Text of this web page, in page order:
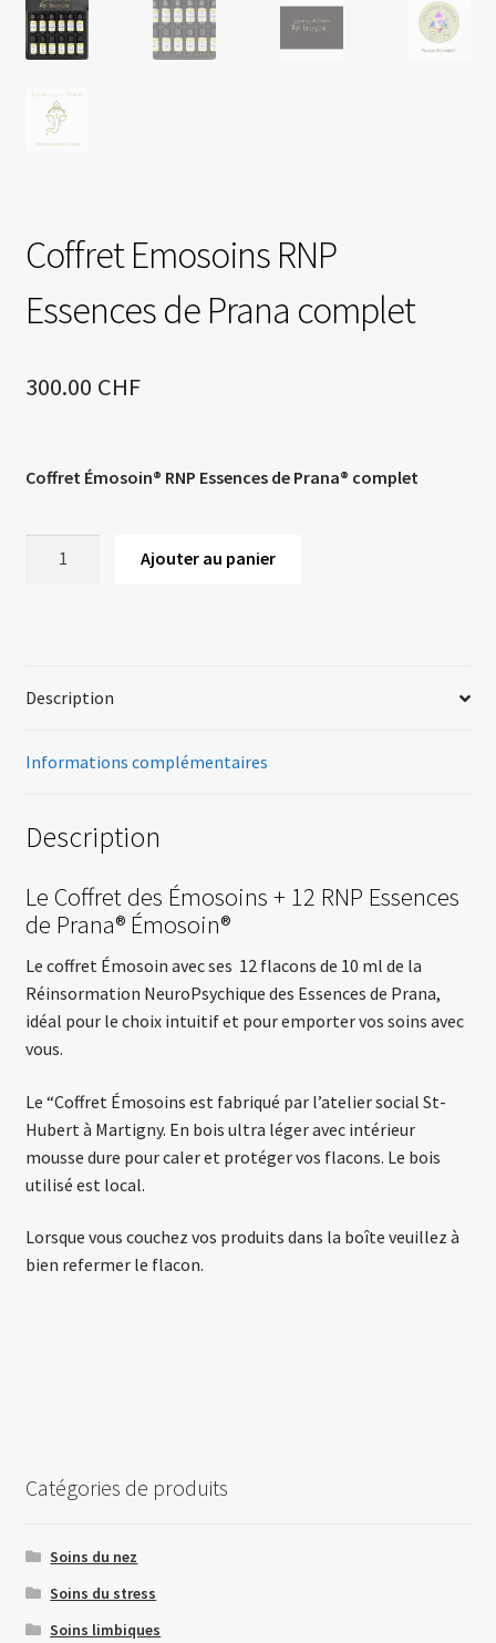
Coffret Emosoins RNP
Essences de Prana complet
300.00 CHF
Coffret Émosoin® RNP Essences de Prana® complet
Ajouter au panier
Description
Informations complémentaires
Description
Le Coffret des Émosoins + 12 RNP Essences
de Prana® Émosoin®
Le coffret Émosoin avec ses 12 flacons de 10 ml de la
Réinsormation NeuroPsychique des Essences de Prana,
idéal pour le choix intuitif et pour emporter vos soins avec
vous.
Le “Coffret Émosoins est fabriqué par l’atelier social St-
Hubert à Martigny. En bois ultra léger avec intérieur
mousse dure pour caler et protéger vos flacons. Le bois
utilisé est local.
Lorsque vous couchez vos produits dans la boîte veuillez à
bien refermer le flacon.
Catégories de produits
Soins du nez
Soins du stress
Soins limbiques